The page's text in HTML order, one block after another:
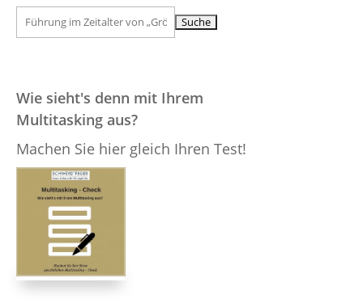
Suchen
nach:
Wie sieht's denn mit Ihrem
Multitasking aus?
Machen Sie hier gleich Ihren Test!